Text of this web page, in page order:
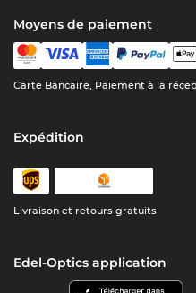
Moyens de paiement
Carte Bancaire, Paiement à la
Expédition
Livraison et retours gratuits
Edel-Optics application